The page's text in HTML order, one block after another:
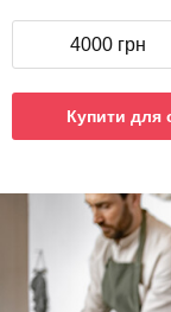
4000 грн
Купити для